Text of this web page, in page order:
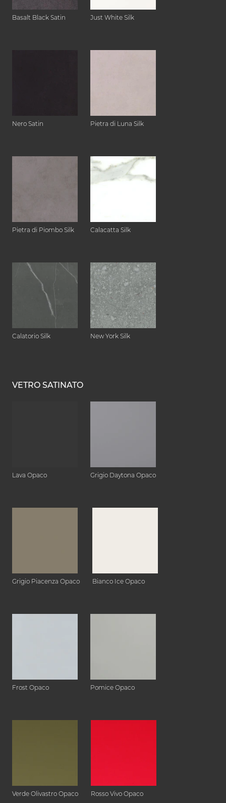
Basalt Black Satin Just White Silk
Nero Satin Pietra di Luna Silk
Pietra di Piombo Silk Calacatta Silk
Calatorio Silk New York Silk
VETRO SATINATO
Lava Opaco Grigio Daytona Opaco
Grigio Piacenza Opaco Bianco Ice Opaco
Frost Opaco Pomice Opaco
Verde Olivastro Opaco Rosso Vivo Opaco